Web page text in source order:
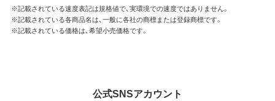
※記載されている速度表記は規格値で、実環境での速度ではありません。
※記載されている各商品名は、一般に各社の商標または登録商標です。
※記載されている価格は、希望小売価格です。
公式SNSアカウント